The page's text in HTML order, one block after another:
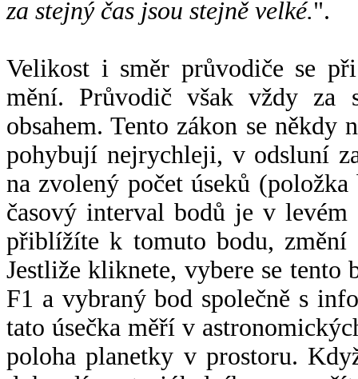
za stejný čas jsou stejně velké.".
Velikost i směr průvodiče se
mění. Průvodič však vždy za
obsahem. Tento zákon se někdy
pohybují nejrychleji, v odsluní
na zvolený počet úseků
časový interval bodů je v
přiblížíte k tomuto bodu,
Jestliže kliknete, vybere se tento
F1 a vybraný bod společně s
tato úsečka měří v
poloha planetky v prostoru.